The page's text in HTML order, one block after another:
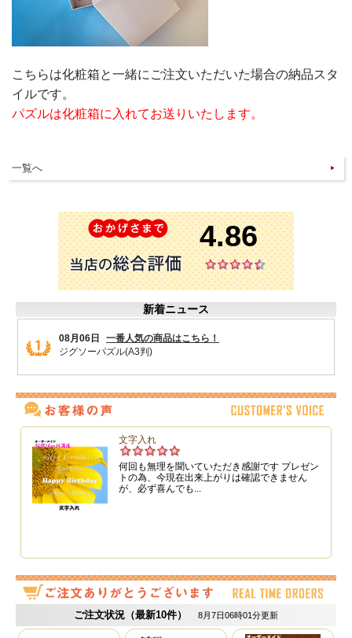
こちらは化粧箱と一緒にご注文いただいた場合の納品スタ
イルです。
パズルは化粧箱に入れてお送りいたします。
一覧へ